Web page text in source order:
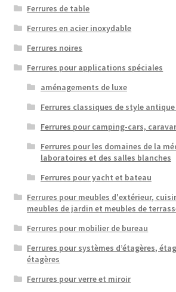
Ferrures de table
Ferrures en acier inoxydable
Ferrures noires
Ferrures pour applications spéciales
aménagements de luxe
Ferrures classiques de style
Ferrures pour camping-cars,
Ferrures pour les domaines de la
laboratoires et des salles blanches
Ferrures pour yacht et bateau
Ferrures pour meubles d'extérieur,
meubles de jardin et meubles de
Ferrures pour mobilier de bureau
Ferrures pour systèmes d’étagères,
étagères
Ferrures pour verre et miroir